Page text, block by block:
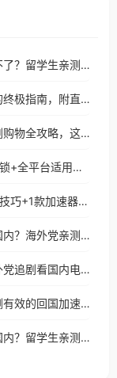
在国外看优酷上的电影为什么有的看不了？留学生亲测有效的回国加速方案
优酷区域限制破解：海外党追剧看片的终极指南，附直播欧冠+1905电影网解决方案
优酷国外看不了怎么解决？海外党追剧购物全攻略，这招亲测有效！
在老挝用优酷地区限制怎么办？3步解锁+全平台适用的回国加速器指南
海外党有优酷会员却看不了？3个实用技巧+1款加速器解决追剧&金融APP难题
在日本用优酷怎么把定位修改到中国国内？海外党亲测有效的回国加速指南
还在被优酷提示非中国地区困扰？海外党追剧看国内电影的正确打开方式
海外看优酷的软件怎么选？留学生亲测有效的回国加速方案
在英国用优酷怎么把定位修改到中国国内？留学生亲测有效的回国加速方案